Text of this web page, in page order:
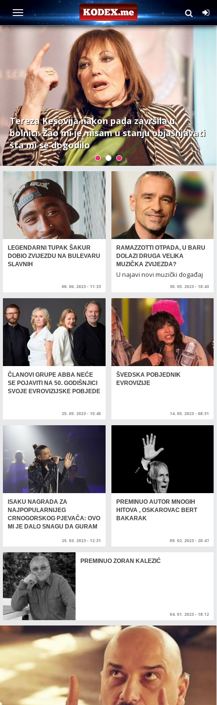
Muzika
Tereza Kesovija nakon pada završila u
bolnici: Žao mi je, nisam u stanju objašnjavati
šta mi se dogodilo
LEGENDARNI TUPAK ŠAKUR
DOBIO ZVIJEZDU NA BULEVARU
SLAVNIH
08. 06. 2023 - 11:33
RAMAZZOTTI OTPADA, U BARU
DOLAZI DRUGA VELIKA
MUZIČKA ZVIJEZDA?
U najavi novi muzički događaj
na primorju
30. 05. 2023 - 18:43
ČLANOVI GRUPE ABBA NEĆE
SE POJAVITI NA 50. GODIŠNJICI
SVOJE EVROVIZIJSKE POBJEDE
25. 05. 2023 - 15:45
ŠVEDSKA POBJEDNIK
EVROVIZIJE
14. 05. 2023 - 08:31
ISAKU NAGRADA ZA
NAJPOPULARNIJEG
CRNOGORSKOG PJEVAČA: OVO
MI JE DALO SNAGU DA GURAM
25. 03. 2023 - 12:31
PREMINUO AUTOR MNOGIH
HITOVA , OSKAROVAC BERT
BAKARAK
09. 02. 2023 - 20:47
PREMINUO ZORAN KALEZIĆ
04. 01. 2023 - 18:12